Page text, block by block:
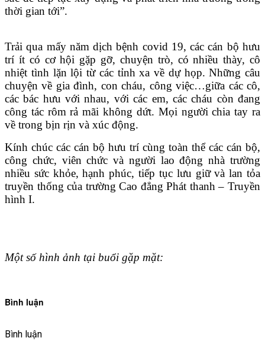
thời gian tới”.
Trải qua mấy năm dịch bệnh covid 19, các cán bộ hưu
trí ít có cơ hội gặp gỡ, chuyện trò, có nhiều thày, cô
nhiệt tình lặn lội từ các tỉnh xa về dự họp. Những câu
chuyện về gia đình, con cháu, công việc…giữa các cô,
các bác hưu với nhau, với các em, các cháu còn đang
công tác rôm rả mãi không dứt. Mọi người chia tay ra
về trong bịn rịn và xúc động.
Kính chúc các cán bộ hưu trí cùng toàn thể các cán bộ,
công chức, viên chức và người lao động nhà trường
nhiều sức khỏe, hạnh phúc, tiếp tục lưu giữ và lan tỏa
truyền thống của trường Cao đẳng Phát thanh – Truyền
hình I.
Một số hình ảnh tại buổi gặp mặt:
Bình luận
Bình luận